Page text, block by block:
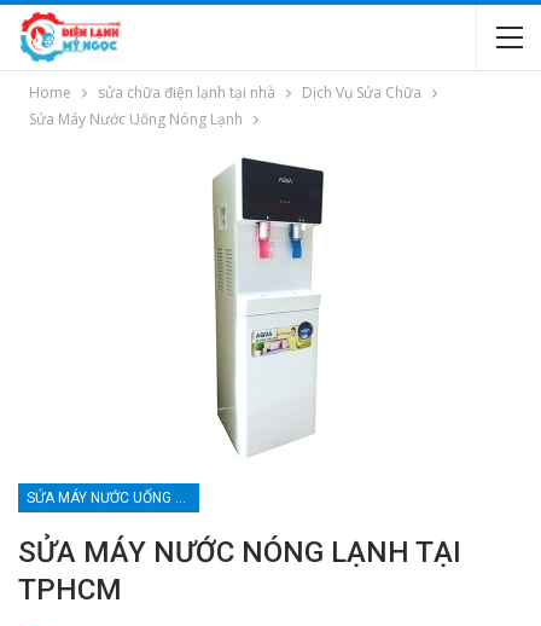
Home sửa chữa điện lạnh tại nhà
Dịch Vụ Sửa Chữa
Sửa Máy Nước Uống Nóng Lạnh
SỬA MÁY NƯỚC UỐNG NÓNG LẠNH
SỬA MÁY NƯỚC NÓNG LẠNH TẠI
TPHCM